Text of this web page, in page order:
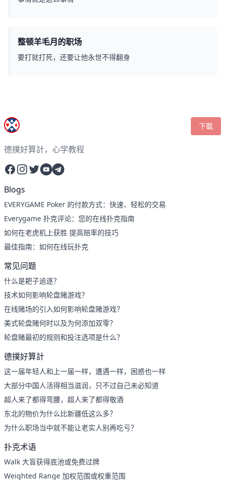
整顿羊毛月的职场
要打就打死，还要让他永世不得翻身
下載
德撲好算計，心学教程
Facebook
Instagram
Twitter
YouTube
Telegram
Blogs
EVERYGAME Poker 的付款方式：快速、轻松的交易
Everygame 扑克评论：您的在线扑克指南
如何在老虎机上获胜 提高赔率的技巧
最佳指南：如何在线玩扑克
常见问题
什么是耙子追逐？
技术如何影响轮盘赌游戏？
在线赌场的引入如何影响轮盘赌游戏？
美式轮盘赌何时以及为何添加双零？
轮盘赌最初的规则和投注选项是什么？
德撲好算計
这一届年轻人和上一届一样，遭遇一样，困惑也一样
大部分中国人活得相当滋润，只不过自己未必知道
超人来了都得弯腰，超人来了都得敬酒
东北的物价为什么比新疆低这么多？
为什么职场当中就不能让老实人别再吃亏？
扑克术语
Walk 大盲获得底池或免费过牌
Weighted Range 加权范围或权重范围